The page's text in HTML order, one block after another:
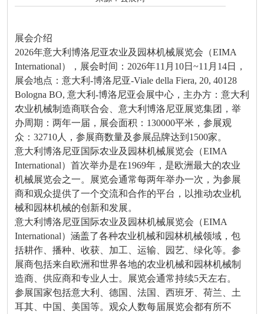
展会介绍
2026年意大利博洛尼亚农业及园林机械展览会（EIMA
International），展会时间：2026年11月10日~11月14日，
展会地点：意大利-博洛尼亚-Viale della Fiera, 20, 40128
Bologna BO, 意大利-博洛尼亚会展中心，主办方：意大利
农业机械制造商联合会、意大利博洛尼亚展览集团，举
办周期：两年一届，展会面积：130000平米，参展观
众：32710人，参展商数量及参展品牌达到1500家。
意大利博洛尼亚国际农业及园林机械展览会（EIMA
International）首次举办是在1969年，是欧洲最大的农业
机械展览会之一。展览会通常每两年举办一次，为参展
商和观众提供了一个交流和合作的平台，以推动农业机
械和园林机械的创新和发展。
意大利博洛尼亚国际农业及园林机械展览会（EIMA
International）涵盖了各种农业机械和园林机械领域，包
括耕作、播种、收获、加工、运输、园艺、绿化等。参
展商包括来自欧洲和世界各地的农业机械和园林机械制
造商、供应商和专业人士。展览会通常持续5天左右。
参展国家包括意大利、德国、法国、西班牙、荷兰、土
耳其、中国、美国等。观众人数每届展览会都有所不